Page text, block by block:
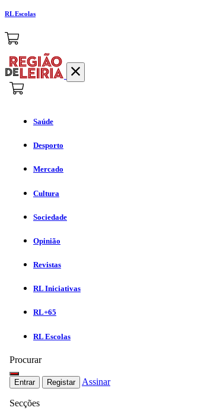
RL Escolas
Saúde
Desporto
Mercado
Cultura
Sociedade
Opinião
Revistas
RL Iniciativas
RL+65
RL Escolas
Procurar
Entrar Registar Assinar
Secções